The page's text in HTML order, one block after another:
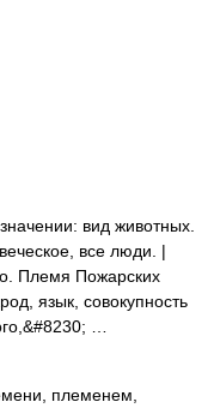
вид животных.
все люди. |
Племя Пожарских
язык, совокупность
…
племенем,